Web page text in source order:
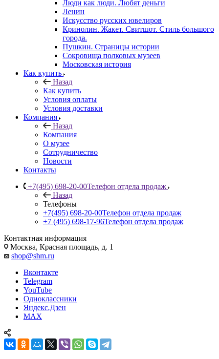
Люди как люди. Любят деньги
Ленин
Искусство русских ювелиров
Кринолин. Жакет. Свитшот. Стиль большого
города.
Пушкин. Страницы истории
Сокровища полковых музеев
Московская история
Как купить
Назад
Как купить
Условия оплаты
Условия доставки
Компания
Назад
Компания
О музее
Сотрудничество
Новости
Контакты
+7(495) 698-20-00Телефон отдела продаж
Назад
Телефоны
+7(495) 698-20-00Телефон отдела продаж
+7 (495) 698-17-96Телефон отдела продаж
Контактная информация
Москва, Красная площадь, д. 1
shop@shm.ru
Вконтакте
Telegram
YouTube
Одноклассники
Яндекс.Дзен
MAX